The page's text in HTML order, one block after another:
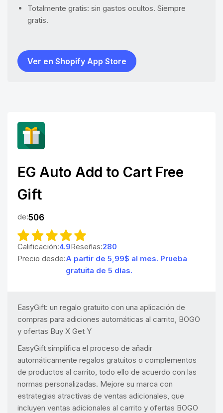
Totalmente gratis: sin gastos ocultos. Siempre
gratis.
Ver en Shopify App Store
EG Auto Add to Cart Free
Gift
de:506
Calificación:4.9Reseñas:280
Precio desde:A partir de 5,99$ al mes. Prueba
gratuita de 5 días.
EasyGift: un regalo gratuito con una aplicación de
compras para adiciones automáticas al carrito, BOGO
y ofertas Buy X Get Y
EasyGift simplifica el proceso de añadir
automáticamente regalos gratuitos o complementos
de productos al carrito, todo ello de acuerdo con las
normas personalizadas. Mejore su marca con
estrategias atractivas de ventas adicionales, que
incluyen ventas adicionales al carrito y ofertas BOGO